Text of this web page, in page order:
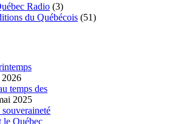
Radio (3)
du Québécois (51)
temps des
2025
le Québec